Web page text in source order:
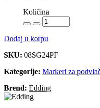
Količina
Dodaj u korpu
SKU: 08SG24PF
Kategorije: Markeri za
Brend: Edding